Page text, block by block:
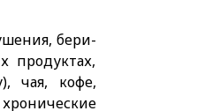
бери-
продуктах,
чая, кофе,